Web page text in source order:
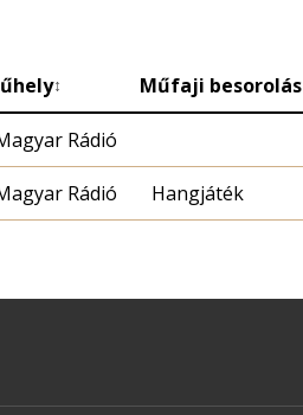
↕ Műfaji besorolás
Rádió
Rádió Hangjáték